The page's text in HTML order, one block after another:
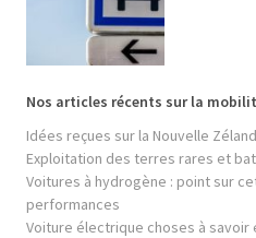
Nos articles récents sur la
Idées reçues sur la Nouvelle
Exploitation des terres rares et
Voitures à hydrogène : point sur
performances
Voiture électrique choses à savoir